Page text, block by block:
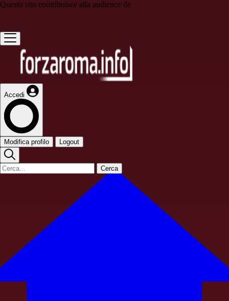
Questo sito contribuisce alla audience de
Accedi
Modifica profilo Logout
Cerca